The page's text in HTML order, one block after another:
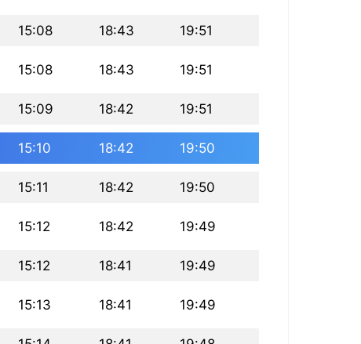
15:08 18:43 19:51
15:08 18:43 19:51
15:09 18:42 19:51
15:10 18:42 19:50
15:11 18:42 19:50
15:12 18:42 19:49
15:12 18:41 19:49
15:13 18:41 19:49